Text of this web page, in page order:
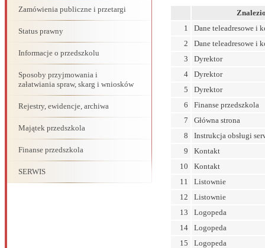
Zamówienia publiczne i przetargi
Status prawny
Informacje o przedszkolu
Sposoby przyjmowania i
załatwiania spraw, skarg i wniosków
Rejestry, ewidencje, archiwa
Majątek przedszkola
Finanse przedszkola
SERWIS
1
Dane teleadresowe i
2
Dane teleadresowe i
3
Dyrektor
4
Dyrektor
5
Dyrektor
6
Finanse przedszkola
7
Główna strona
8
Instrukcja obsługi
9
Kontakt
10
Kontakt
11
Listownie
12
Listownie
13
Logopeda
14
Logopeda
15
Logopeda